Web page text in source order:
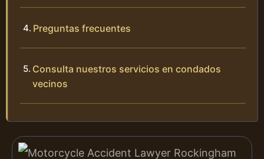
Preguntas frecuentes
Consulta nuestros servicios en condados
vecinos